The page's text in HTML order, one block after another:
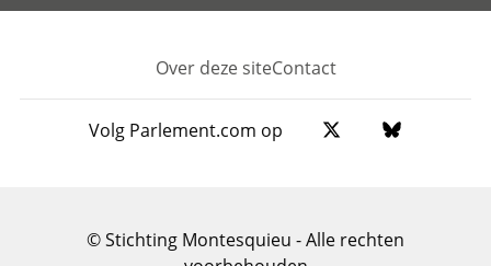
Footer
Over deze siteContact
Volg Parlement.com op
© Stichting Montesquieu - Alle rechten